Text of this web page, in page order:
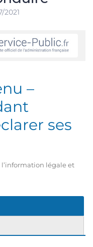
2021
–
ses
l’information légale et